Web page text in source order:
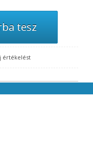
kódot. Az ellenőrző kód
értékelést